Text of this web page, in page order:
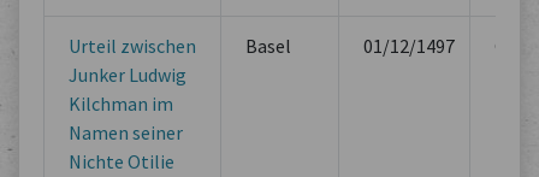
Urteil zwischen
Junker Ludwig
Kilchman im
Namen seiner
Nichte Otilie
Basel 01/12/1497